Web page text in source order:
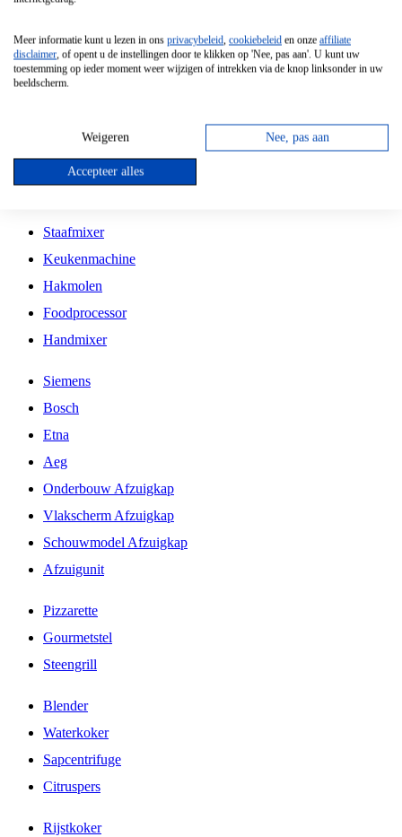
Vrijstaande Magnetron
Vrijstaande Kookplaat
Inbouw Gaskookplaat
Inbouw Keramische Kookplaat
Kookplaat Accessoires
Staafmixer
Keukenmachine
Hakmolen
Foodprocessor
Handmixer
Siemens
Bosch
Etna
Aeg
Onderbouw Afzuigkap
Vlakscherm Afzuigkap
Schouwmodel Afzuigkap
Afzuigunit
Pizzarette
Gourmetstel
Steengrill
Blender
Waterkoker
Sapcentrifuge
Citruspers
Rijstkoker
Meer informatie kunt u lezen in ons privacybeleid, cookiebeleid en onze affiliate
disclaimer, of opent u de instellingen door te klikken op 'Nee, pas aan'. U kunt uw
toestemming op ieder moment weer wijzigen of intrekken via de knop linksonder in uw
beeldscherm.
Weigeren Nee, pas aan
Accepteer alles